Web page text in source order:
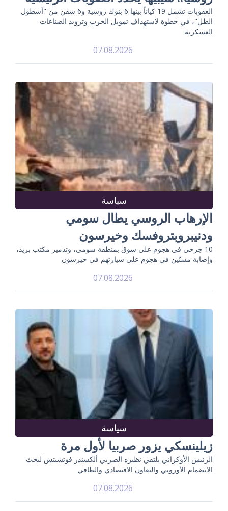
العقوبات تشمل 19 كياناً بينها 6 بنوك روسية و6 سفن من "أسطول
الظل"، في خطوة لاستهداف تمويل الحرب وتزويد الصناعات
العسكرية
07.08.2026
سياسة
الإرهاب الروسي يطال سومي
ودنيبروبتروفسك وخيرسون
10 جرحى في هجوم على سوق بمنطقة سومي، وتدمير مكتب بريد،
وإصابة مسنّين في هجوم على سيارتهم في خيرسون
07.08.2026
سياسة
زيلينسكي يزور صربيا لأول مرة
الرئيس الأوكراني يلتقي نظيره الصربي ألكسندر فوتشيتش لبحث
الانضمام الأوروبي والتعاون الاقتصادي والطاقي
07.08.2026